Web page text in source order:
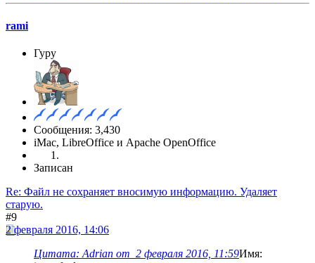
rami
Гуру
Сообщения: 3,430
iMac, LibreOffice и Apache OpenOffice
Записан
Re: Файл не сохраняет вносимую информацию. Удаляет
старую.
#9
2 февраля 2016, 14:06
Цитата: Adrian от 2 февраля 2016, 11:59Имя: